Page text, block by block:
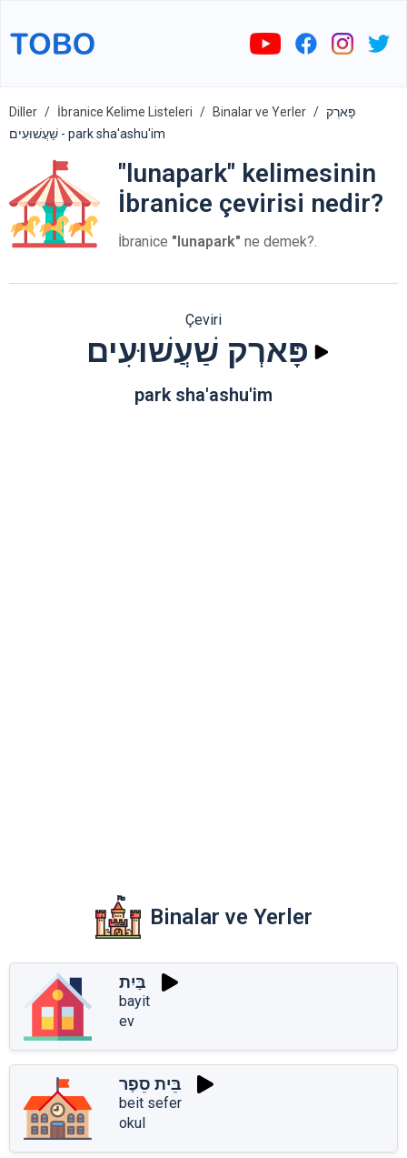
Diller İbranice Kelime Listeleri Binalar ve Yerler
פָּארְק
שַׁעֲשׁוּעִים - park sha'ashu'im
"lunapark" kelimesinin
İbranice çevirisi nedir?
İbranice "lunapark" ne demek?.
Çeviri
פָּארְק שַׁעֲשׁוּעִים
park sha'ashu'im
Binalar ve Yerler
בַּיִת
bayit
ev
בֵּית סֵפֶר
beit sefer
okul